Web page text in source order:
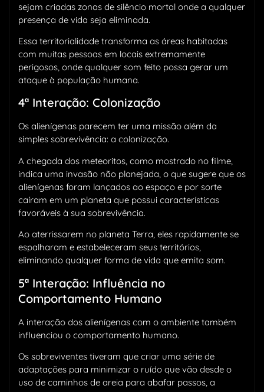
sejam criadas zonas de silêncio mortal onde a qualquer
presença de vida seja eliminada.
Essa territorialidade transforma as áreas habitadas
com muitas pessoas em locais extremamente
perigosos, onde qualquer som feito possa gerar um
ataque à população humana.
4ª Interação: Colonização
Os alienígenas parecem ter uma missão além da
simples sobrevivência: a colonização.
A chegada dos meteoritos, como mostrado no filme,
indica uma invasão não planejada, o que sugere que os
alienígenas foram lançados ao espaço e por sorte
caíram em um planeta que possui características
favoráveis à sua sobrevivência.
Ao aterrissarem no planeta Terra, eles rapidamente se
espalharam e estabeleceram seus territórios,
eliminando qualquer forma de vida que emita som.
5ª Interação: Influência no
Comportamento Humano
A interação dos alienígenas com o ambiente também
influenciou o comportamento humano.
Os sobreviventes tiveram que criar uma série de
adaptações para minimizar o ruído que vão desde o
uso de caminhos de areia para abafar passos, a